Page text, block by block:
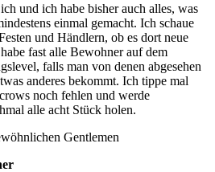
und ich habe bisher auch alles, was
einmal gemacht. Ich schaue
und Händlern, ob es dort neue
fast alle Bewohner auf dem
falls man von denen abgesehen
anderes bekommt. Ich tippe mal
noch fehlen und werde
alle acht Stück holen.
Gentlemen